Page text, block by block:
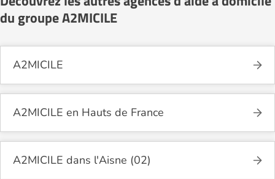
du groupe A2MICILE
A2MICILE
A2MICILE en Hauts de France
A2MICILE dans l'Aisne (02)